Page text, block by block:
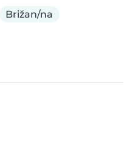
Brižan/na